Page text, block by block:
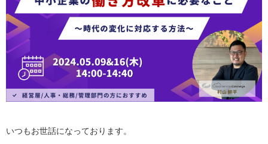
いつもお世話になっております。